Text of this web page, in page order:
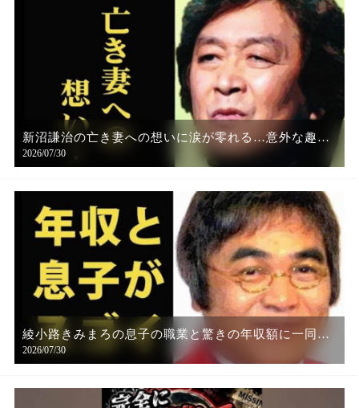
新沼謙治の亡き妻への想いに涙が零れる…意外な趣味
と経歴が凄い…
2026/07/30
綾小路きみまろの息子の職業と驚きの年収額に一同驚
愕…
2026/07/30